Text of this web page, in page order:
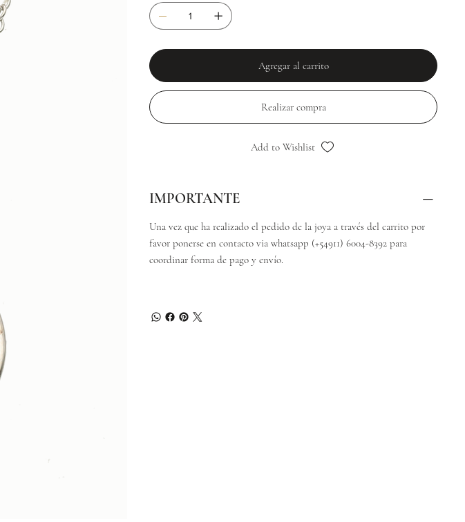
Agregar al carrito
Realizar compra
Add to Wishlist
IMPORTANTE
Una vez que ha realizado el pedido de la joya a través del carrito por
favor ponerse en contacto via whatsapp (+54911) 6004-8392 para
coordinar forma de pago y envío.